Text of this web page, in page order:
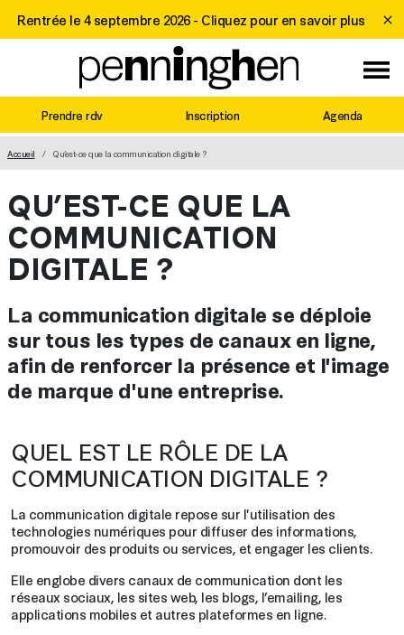
Rentrée le 4 septembre 2026 - Cliquez pour en savoir plus
Prendre rdv Inscription Agenda
MAIN NAVIGATION
Accueil Qu’est-ce que la communication digitale ?
QU’EST-CE QUE LA
COMMUNICATION
DIGITALE ?
La communication digitale se déploie
sur tous les types de canaux en ligne,
afin de renforcer la présence et l'image
de marque d'une entreprise.
QUEL EST LE RÔLE DE LA
COMMUNICATION DIGITALE ?
La communication digitale repose sur l'utilisation des
technologies numériques pour diffuser des informations,
promouvoir des produits ou services, et engager les clients.
Elle englobe divers canaux de communication dont les
réseaux sociaux, les sites web, les blogs, l’emailing, les
applications mobiles et autres plateformes en ligne.